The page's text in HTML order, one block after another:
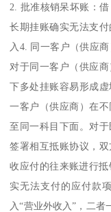
2. 批准核销呆坏账：
长期挂账确实无法支
入4. 同一客户（供应
对于同一客户（供应
下多处挂账容易形成
一客户（供应商）在
至同一科目下面。对
签署相互抵账协议，
收应付的往来账进行
实无法支付的应付款
入“营业外收入”，二者